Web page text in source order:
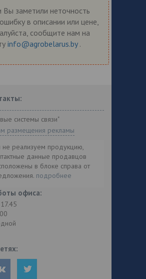
Вы заметили неточность
в описании или цене,
сообщите нам на
info@agrobelarus.by .
системы связи"
размещения рекламы
реализуем продукцию,
данные продавцов
в блоке справа от
подробнее
офиса: